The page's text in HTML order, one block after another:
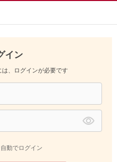
イン
、ログインが必要です
動でログイン